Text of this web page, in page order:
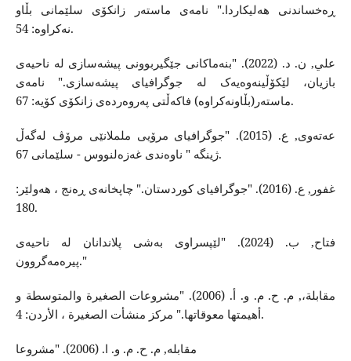
ڕەخساندنی هەلیکاردا." نامەی ماستەر زانکۆی سلێمانی بڵاو
نەکراوە: 54.
علي, ن. د. (2022). "بنەماکانی جێگیربوونی پیشەسازی لە ناحیەی
بازیان، لێکۆڵینەوەیەک لە جوگرافیای پیشەسازی." نامەی
ماستەر(بڵاونەکراوە) فاکەڵتی پەروەردەی زانکۆی کۆیە: 67.
عەتەوی, ع. (2015). "جوگرافیای مرۆیی ململانێی مرۆڤ لەگەڵ
ژینگە " ناوەندی غەزەلنووس - سلێمانی 67.
غفور, ع. (2016). "جوگرافیای کوردستان." چاپخانەی ڕەنج ، هەولێر:
180.
فتاح, ب. (2024). "لێپسراوی بەشی پلاندانان لە ناحیەی
پیرەمەگروون."
مقابلة،, م. ح. م. و. أ. (2006). "مشروعات الصغیرة والمتوسطة و
أهیمتها معوقاتها." مرکز منشأت الصغیرة ، الأردن: 4.
مقابلە, م. ح. م. و. ا. (2006). "مشروعا